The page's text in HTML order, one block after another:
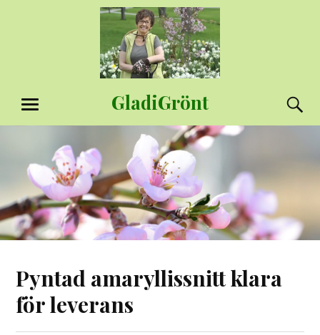
GladiGrönt
MENY
Pyntad amaryllissnitt klara
för leverans